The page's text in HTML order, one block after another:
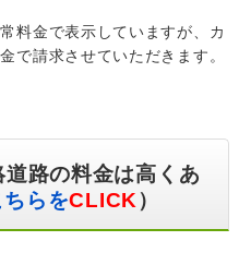
料金で表示していますが、カ
で請求させていただきます。
道路の料金は高くあ
らをCLICK ）